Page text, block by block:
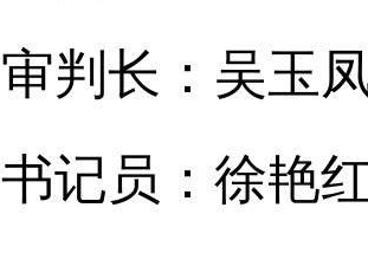
审判长：吴玉
书记员：徐艳